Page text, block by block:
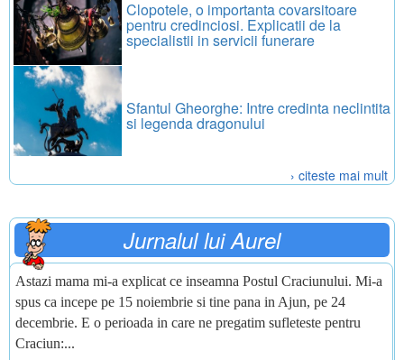
Clopotele, o importanta covarsitoare
pentru credinciosi. Explicatii de la
specialistii in servicii funerare
Sfantul Gheorghe: Intre credinta neclintita
si legenda dragonului
› citeste mai mult
Jurnalul lui Aurel
Astazi mama mi-a explicat ce inseamna Postul Craciunului. Mi-a
spus ca incepe pe 15 noiembrie si tine pana in Ajun, pe 24
decembrie. E o perioada in care ne pregatim sufleteste pentru
Craciun:...